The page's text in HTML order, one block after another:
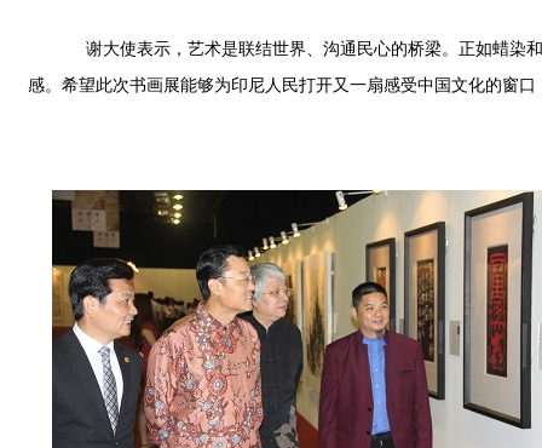
谢大使表示，艺术是联结世界、沟通民心的桥梁。正如蜡染和
感。希望此次书画展能够为印尼人民打开又一扇感受中国文化的窗